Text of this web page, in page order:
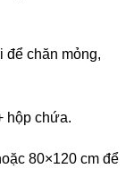
để chăn mỏng,
hộp chứa.
80×120 cm để